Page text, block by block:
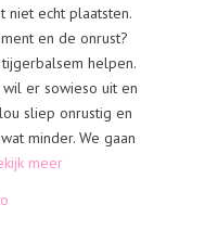
niet echt plaatsten.
en de onrust?
helpen.
er sowieso uit en
sliep onrustig en
minder. We gaan
meer